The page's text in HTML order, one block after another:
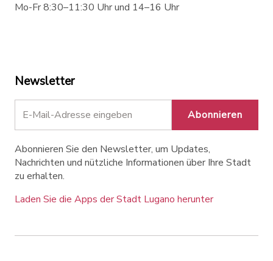
Mo-Fr 8:30–11:30 Uhr und 14–16 Uhr
Newsletter
Abonnieren
Abonnieren Sie den Newsletter, um Updates,
Nachrichten und nützliche Informationen über Ihre Stadt
zu erhalten.
Laden Sie die Apps der Stadt Lugano herunter